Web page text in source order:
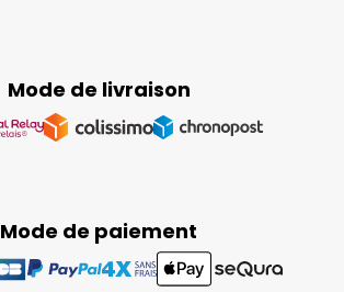
Mode de paiement
Mode de livraison